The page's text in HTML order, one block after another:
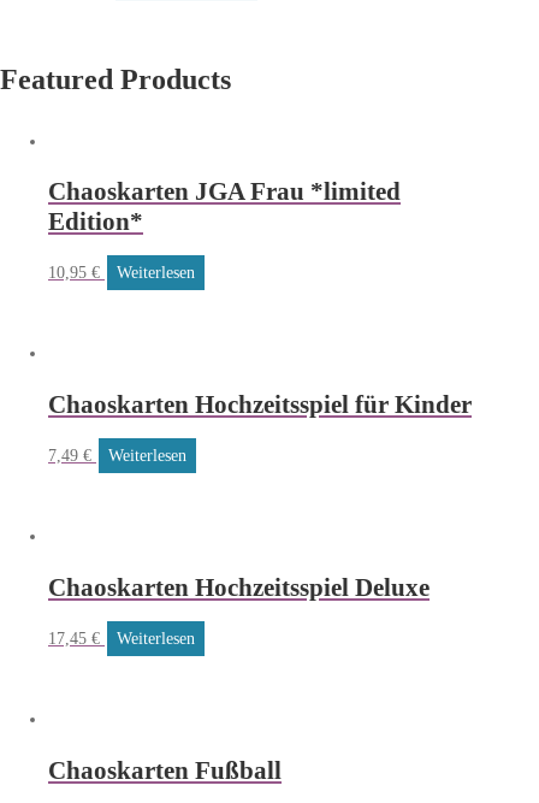
Featured Products
Chaoskarten JGA Frau *limited
Edition*
10,95 € Weiterlesen
Chaoskarten Hochzeitsspiel für Kinder
7,49 € Weiterlesen
Chaoskarten Hochzeitsspiel Deluxe
17,45 € Weiterlesen
Chaoskarten Fußball